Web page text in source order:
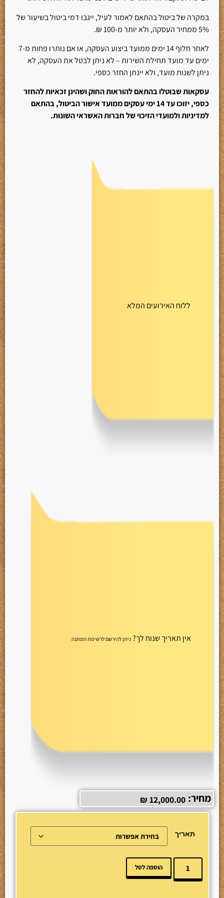
במקרה של ביטול בהתאם לאמור לעיל, ייגבו דמי ביטול בשיעור של
5% ממחיר העסקה, ולא יותר מ-100 ₪.
לאחר חלוף 14 ימים ממועד ביצוע העסקה, או אם נותרו פחות מ-7
ימים עד מועד תחילת השירות – לא ניתן לבטל את העסקה, לא
ניתן לשנות מועד, ולא יינתן החזר כספי.
עסקאות שבוטלו בהתאם להוראות החוק ושהינן זכאיות להחזר
כספי, יזוכו עד 14 ימי עסקים ממועד אישור הביטול, בהתאם
למדיניות ולמועדי הזיכוי של חברות האשראי השונות.
ללוח האירועים המלא
אין תאריך שנוח לך? ניתן להירשם לרשימת המתנה
מחיר: 12,000.00
₪
תאריך
הוספה לסל